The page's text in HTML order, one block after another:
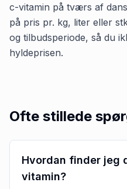
c-vitamin på tværs af
på pris pr. kg, liter eller
og tilbudsperiode, så du
hyldeprisen.
Ofte stillede
Hvordan finder jeg
vitamin?